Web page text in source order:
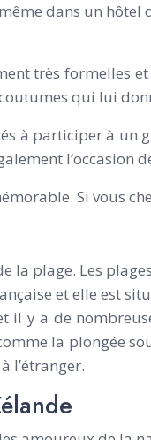
dans un
très formelles
qui lui
à participer à
Si vous
la plage. Les
et elle est
y a de
la plongée
l’étranger.